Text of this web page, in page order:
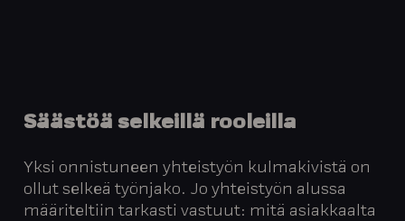
Säästöä selkeillä rooleilla
Yksi onnistuneen yhteistyön kulmakivistä on
ollut selkeä työnjako. Jo yhteistyön alussa
määriteltiin tarkasti vastuut: mitä asiakkaalta